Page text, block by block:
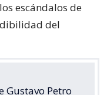
escándalos de
del
Gustavo Petro